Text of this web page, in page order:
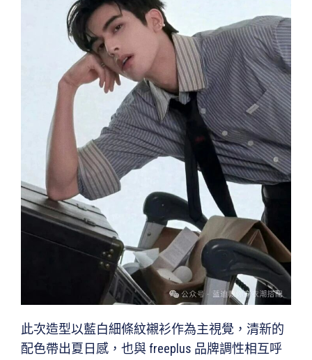
此次造型以藍白細條紋襯衫作為主視覺，清新的
配色帶出夏日感，也與 freeplus 品牌調性相互呼